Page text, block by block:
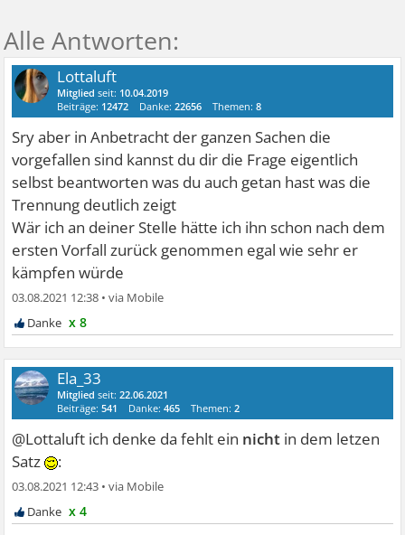
Lottaluft
Mitglied seit: 10.04.2019
Beiträge: 12472 Danke:22656 Themen:8
Sry aber in Anbetracht der ganzen Sachen die
vorgefallen sind kannst du dir die Frage eigentlich
selbst beantworten was du auch getan hast was die
Trennung deutlich zeigt
Wär ich an deiner Stelle hätte ich ihn schon nach dem
ersten Vorfall zurück genommen egal wie sehr er
kämpfen würde
03.08.2021 12:38 •
x 8
Ela_33
Mitglied seit:22.06.2021
Beiträge:541 Danke:465 Themen:2
@Lottaluft ich denke da fehlt ein nicht in dem letzen
Satz
:
03.08.2021 12:43 •
x 4